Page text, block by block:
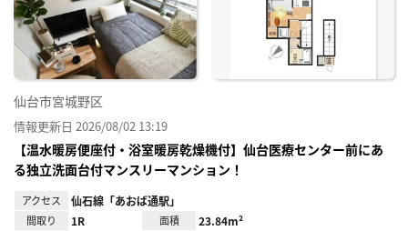
仙台市宮城野区
情報更新日 2026/08/02 13:19
【温水暖房便座付・浴室暖房乾燥機付】仙台医療センター前にあ
る独立洗面台付マンスリーマンション！
アクセス 仙石線「あおば通駅」
間取り 1R 面積 23.84m²